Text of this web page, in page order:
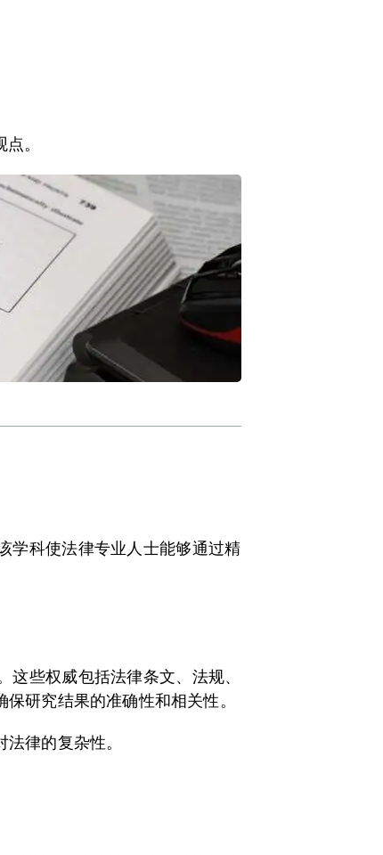
。
学科使法律专业人士能够通过精
些权威包括法律条文、法规、
研究结果的准确性和相关性。
律的复杂性。